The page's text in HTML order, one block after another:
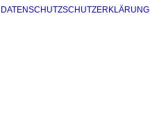
DATENSCHUTZSCHUTZERKLÄRUNG